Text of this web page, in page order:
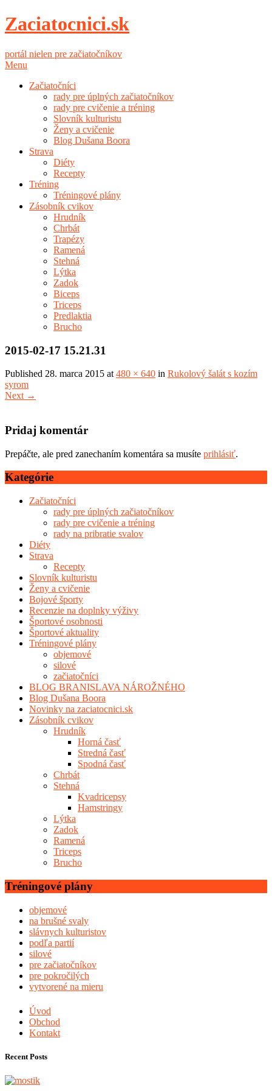
Zaciatocnici.sk
portál nielen pre začiatočníkov
Menu
Začiatočníci
rady pre úplných začiatočníkov
rady pre cvičenie a tréning
Slovník kulturistu
Ženy a cvičenie
Blog Dušana Boora
Strava
Diéty
Recepty
Tréning
Tréningové plány
Zásobník cvikov
Hrudník
Chrbát
Trapézy
Ramená
Stehná
Lýtka
Zadok
Biceps
Triceps
Predlaktia
Brucho
2015-02-17 15.21.31
Published 28. marca 2015 at 480 × 640 in Rukolový šalát s kozím
syrom
Next →
Pridaj komentár
Prepáčte, ale pred zanechaním komentára sa musíte prihlásiť.
Kategórie
Začiatočníci
rady pre úplných začiatočníkov
rady pre cvičenie a tréning
rady na pribratie svalov
Diéty
Strava
Recepty
Slovník kulturistu
Ženy a cvičenie
Bojové športy
Recenzie na doplnky výživy
Športové osobnosti
Športové aktuality
Tréningové plány
objemové
silové
začiatočníci
BLOG BRANISLAVA NÁROŽNÉHO
Blog Dušana Boora
Novinky na zaciatocnici.sk
Zásobník cvikov
Hrudník
Horná časť
Stredná časť
Spodná časť
Chrbát
Stehná
Kvadricepsy
Hamstringy
Lýtka
Zadok
Ramená
Triceps
Brucho
Tréningové plány
objemové
na brušné svaly
slávnych kulturistov
podľa partií
silové
pre začiatočníkov
pre pokročilých
vytvorené na mieru
Úvod
Obchod
Kontakt
Recent Posts